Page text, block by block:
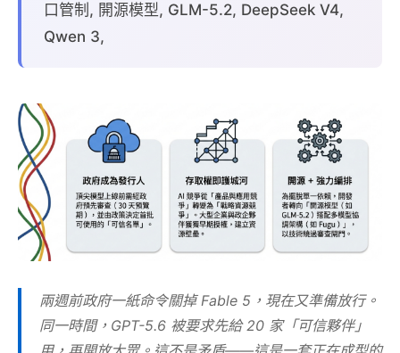
口管制, 開源模型, GLM-5.2, DeepSeek V4,
Qwen 3,
兩週前政府一紙命令關掉 Fable 5，現在又準備放行。
同一時間，GPT-5.6 被要求先給 20 家「可信夥伴」